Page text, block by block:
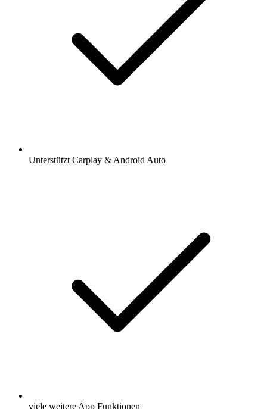
Unterstützt Carplay & Android Auto
viele weitere App Funktionen